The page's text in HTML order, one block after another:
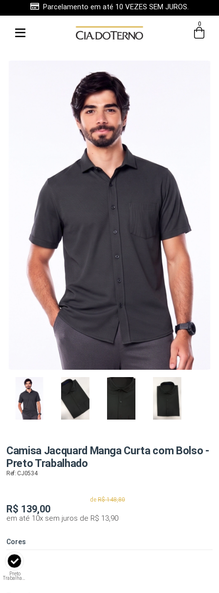
Parcelamento em até 10 VEZES SEM JUROS.
0
Camisa Jacquard Manga Curta com Bolso -
Preto Trabalhado
Ref: CJ0534
de R$ 148,80
R$ 139,00
em até 10x sem juros de R$ 13,90
Cores
Preto